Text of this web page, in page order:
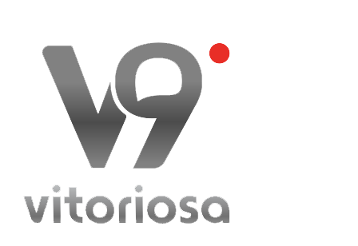
content